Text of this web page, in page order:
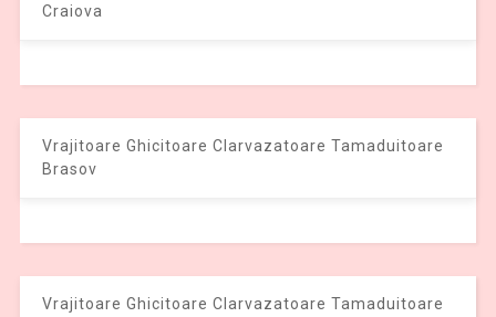
Craiova
Vrajitoare Ghicitoare Clarvazatoare Tamaduitoare
Brasov
Vrajitoare Ghicitoare Clarvazatoare Tamaduitoare